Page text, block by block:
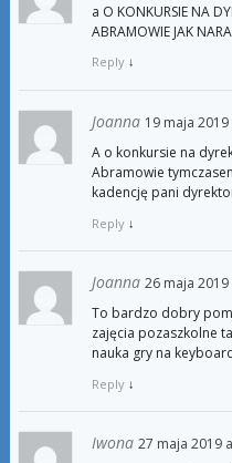
a O KONKURSIE NA
ABRAMOWIE JAK
Reply ↓
Joanna 19 maja
A o konkursie na
Abramowie
kadencję pani
Reply ↓
Joanna 26 maja
To bardzo dobry
zajęcia pozaszkolne
nauka gry na
Reply ↓
Iwona 27 maja 2019